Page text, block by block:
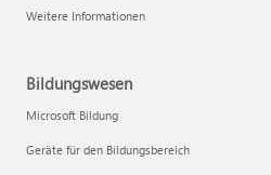
Weitere Informationen
Bildungswesen
Microsoft Bildung
Geräte für den Bildungsbereich